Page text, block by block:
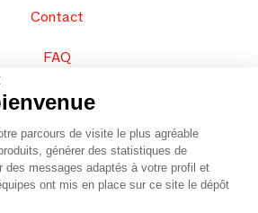
Contact
FAQ
vos produits
Plan du site
parcours de visite le plus agréable
générer des statistiques de
des messages adaptés à votre profil et
ont mis en place sur ce site le dépôt